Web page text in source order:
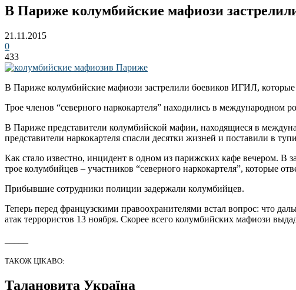
В Париже колумбийские мафиози
21.11.2015
0
433
В Париже колумбийские мафиози застрелили боевиков ИГИЛ, которые
Трое членов “северного наркокартеля” находились в международном
В Париже представители колумбийской мафии, находящиеся в
представители наркокартеля спасли десятки жизней и поставили в
Как стало известно, инцидент в одном из парижских кафе вечером. В
трое колумбийцев – участников “северного наркокартеля”, которые
Прибывшие сотрудники полиции задержали колумбийцев.
Теперь перед французскими правоохранителями встал вопрос: что
атак террористов 13 ноября. Скорее всего колумбийских мафиози
ТАКОЖ ЦІКАВО:
Талановита Україна